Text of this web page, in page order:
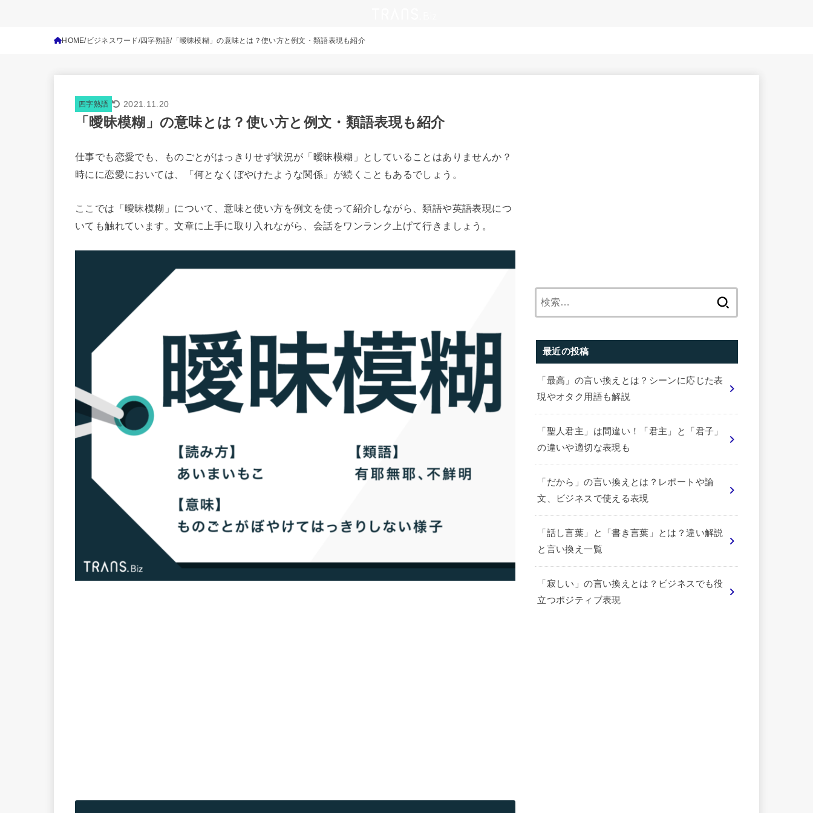
HOME ビジネスワード 四字熟語 「曖昧模糊」の意味とは？使い方と例文・類語表現も紹介
四字熟語 2021.11.20
「曖昧模糊」の意味とは？使い方と例文・類語表現も紹介
仕事でも恋愛でも、ものごとがはっきりせず状況が「曖昧模糊」としていることはありませんか？
時にに恋愛においては、「何となくぼやけたような関係」が続くこともあるでしょう。
ここでは「曖昧模糊」について、意味と使い方を例文を使って紹介しながら、類語や英語表現につ
いても触れています。文章に上手に取り入れながら、会話をワンランク上げて行きましょう。
最近の投稿
「最高」の言い換えとは？シーンに応じた表
現やオタク用語も解説
「聖人君主」は間違い！「君主」と「君子」
の違いや適切な表現も
「だから」の言い換えとは？レポートや論
文、ビジネスで使える表現
「話し言葉」と「書き言葉」とは？違い解説
と言い換え一覧
「寂しい」の言い換えとは？ビジネスでも役
立つポジティブ表現